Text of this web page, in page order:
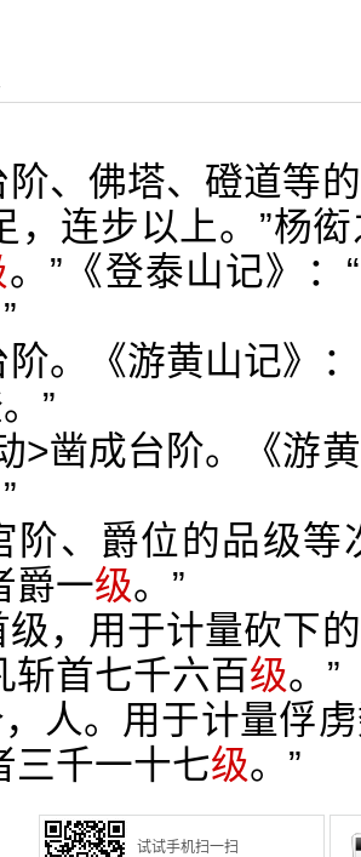
、佛塔、磴道等
，连步以上。”杨
。”《登泰山记》
。《游黄山记》
”
>凿成台阶。《游
、爵位的品级等
爵一级。”
，用于计量砍下
斩首七千六百级。”
，人。用于计量俘
三千一十七级。”
试试手机扫一扫